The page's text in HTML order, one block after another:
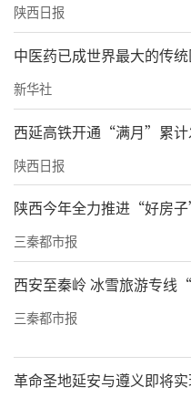
陕西日报
中医药已成世界最大的传
新华社
西延高铁开通“满月”累计
陕西日报
陕西今年全力推进“好房
三秦都市报
西安至秦岭 冰雪旅游专
三秦都市报
革命圣地延安与遵义即将